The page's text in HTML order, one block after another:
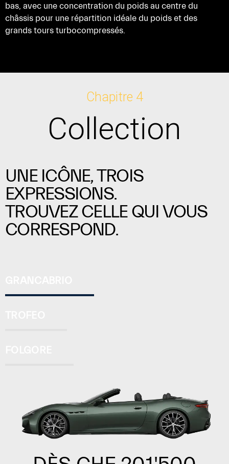
bas, avec une concentration du poids au centre du
châssis pour une répartition idéale du poids et des
grands tours turbocompressés.
Chapitre 4
Collection
UNE ICÔNE, TROIS
EXPRESSIONS.
TROUVEZ CELLE QUI VOUS
CORRESPOND.